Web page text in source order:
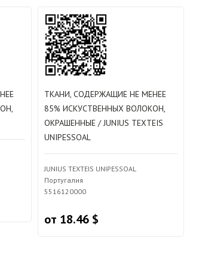
ТКАНИ, СОДЕРЖАЩИЕ НЕ МЕНЕЕ
85% ИСКУСТВЕННЫХ ВОЛОКОН,
ОКРАШЕННЫЕ / JUNIUS TEXTEIS
UNIPESSOAL
JUNIUS TEXTEIS UNIPESSOAL
Португалия
5516120000
от 18.46 $